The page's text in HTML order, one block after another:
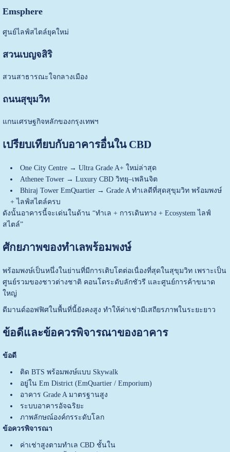
Emsphere
ศูนย์ไลฟ์สไตล์ยุคใหม่
สวนเบญจสิริ
สวนสาธารณะใจกลางเมือง
ถนนสุขุมวิท
แกนเศรษฐกิจหลักของกรุงเทพฯ
เปรียบเทียบกับอาคารอื่นใน CBD
One City Centre → Ultra Grade A+ ใหม่ล่าสุด
Athenee Tower → Luxury CBD วิทยุ–เพลินจิต
Bhiraj Tower EmQuartier → Grade A ทำเลดีที่สุดสุขุมวิท พร้อมพงษ์
+ ไลฟ์สไตล์ครบ
ดังนั้นอาคารนี้จะเด่นในด้าน “ทำเล + การเดินทาง + Ecosystem ไลฟ์
สไตล์”
ศักยภาพของทำเลพร้อมพงษ์
พร้อมพงษ์เป็นหนึ่งในย่านที่มีการเติบโตต่อเนื่องที่สุดในสุขุมวิท เพราะเป็น
ศูนย์รวมของชาวต่างชาติ คอนโดระดับลักชัวรี และศูนย์การค้าขนาด
ใหญ่
ดีมานด์ออฟฟิศในพื้นที่นี้ยังคงสูง ทำให้ค่าเช่ามีเสถียรภาพในระยะยาว
ข้อดีและข้อควรพิจารณาของอาคาร
ข้อดี
ติด BTS พร้อมพงษ์แบบ Skywalk
อยู่ใน Em District (EmQuartier / Emporium)
อาคาร Grade A มาตรฐานสูง
ระบบอาคารอัจฉริยะ
ภาพลักษณ์องค์กรระดับโลก
ข้อควรพิจารณา
ค่าเช่าสูงตามทำเล CBD ชั้นใน